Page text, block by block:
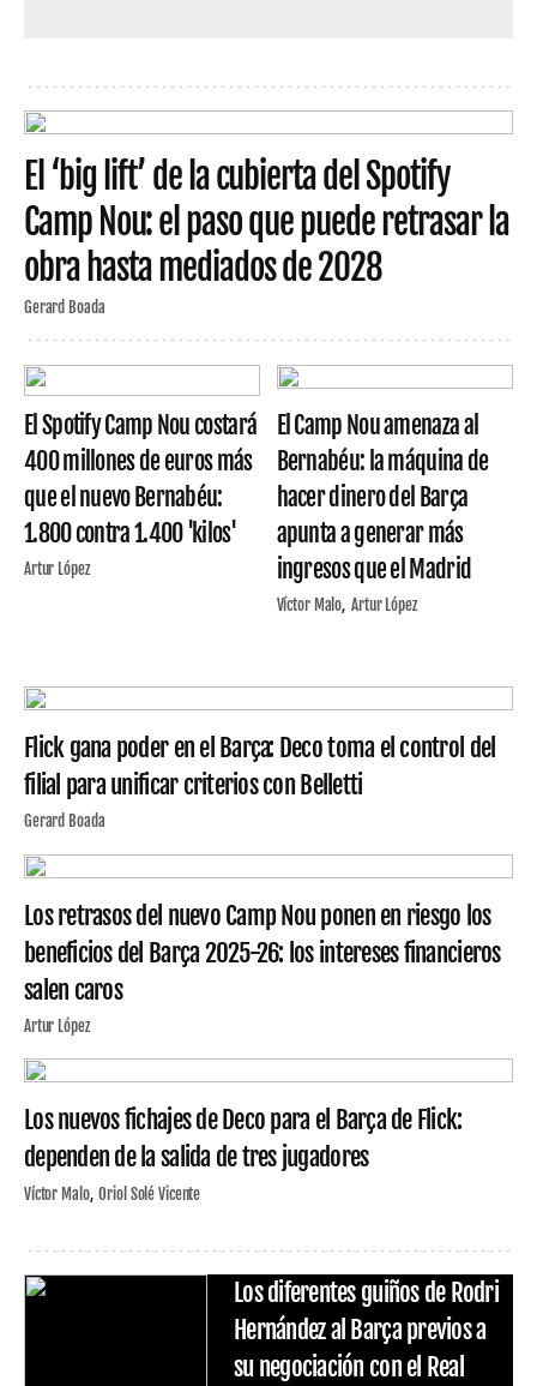
El ‘big lift’ de la cubierta del Spotify
Camp Nou: el paso que puede retrasar la
obra hasta mediados de 2028
Gerard Boada
El Spotify Camp Nou costará
400 millones de euros más
que el nuevo Bernabéu:
1.800 contra 1.400 'kilos'
Artur López
El Camp Nou amenaza al
Bernabéu: la máquina de
hacer dinero del Barça
apunta a generar más
ingresos que el Madrid
Víctor Malo Artur López
Flick gana poder en el Barça: Deco toma el control del
filial para unificar criterios con Belletti
Gerard Boada
Los retrasos del nuevo Camp Nou ponen en riesgo los
beneficios del Barça 2025-26: los intereses financieros
salen caros
Artur López
Los nuevos fichajes de Deco para el Barça de Flick:
dependen de la salida de tres jugadores
Víctor Malo Oriol Solé Vicente
Los diferentes guiños de Rodri
Hernández al Barça previos a
su negociación con el Real